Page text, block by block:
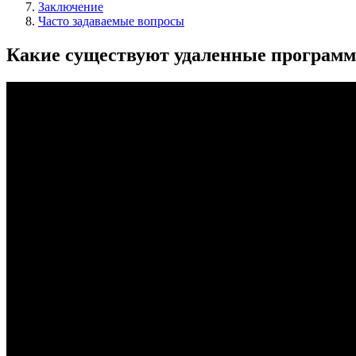
Заключение
Часто задаваемые вопросы
Какие существуют удаленные